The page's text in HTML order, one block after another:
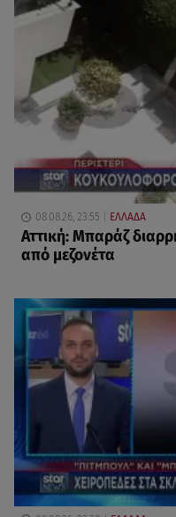
08.08.26, 23:55 ΕΛΛΑΔΑ
Αττική: Μπαράζ
από μεζονέτα